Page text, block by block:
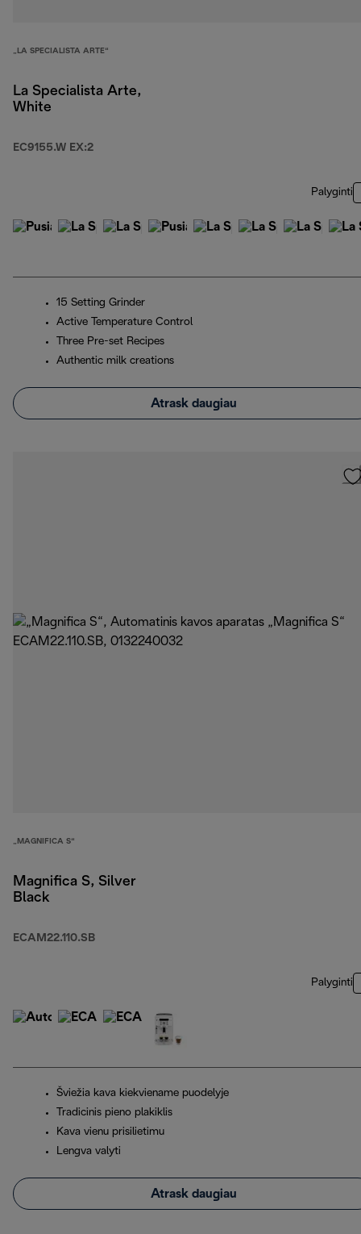
„LA SPECIALISTA ARTE“
La Specialista Arte,
White
EC9155.W EX:2
Palyginti
15 Setting Grinder
Active Temperature Control
Three Pre-set Recipes
Authentic milk creations
Atrask daugiau
„MAGNIFICA S“
Magnifica S, Silver
Black
ECAM22.110.SB
Palyginti
Šviežia kava kiekviename puodelyje
Tradicinis pieno plakiklis
Kava vienu prisilietimu
Lengva valyti
Atrask daugiau